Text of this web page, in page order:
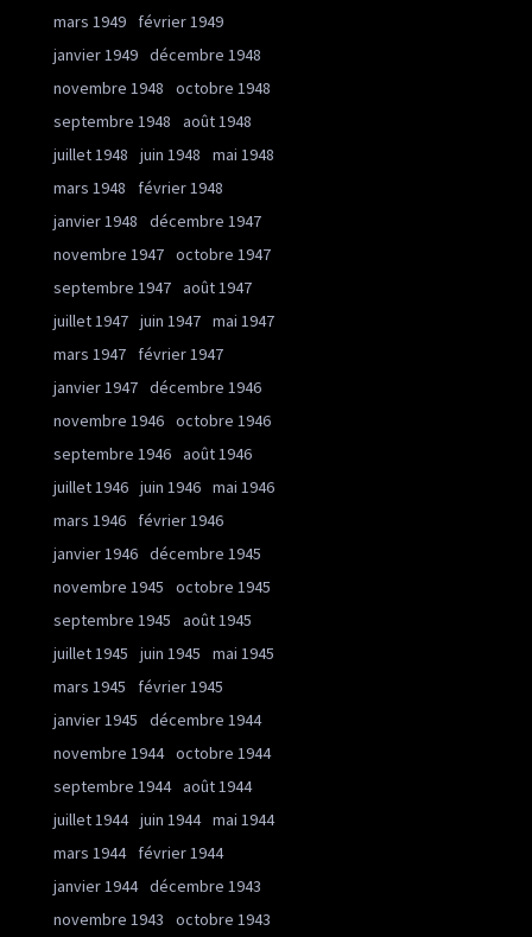
mars 1949
février 1949
janvier 1949 décembre 1948
novembre 1948
octobre 1948
septembre 1948
août 1948
juillet 1948
juin 1948
mai 1948
mars 1948
février 1948
janvier 1948
décembre 1947
novembre 1947 octobre 1947
septembre 1947 août 1947
juillet 1947 juin 1947 mai 1947
mars 1947
février 1947
janvier 1947 décembre 1946
novembre 1946 octobre 1946
septembre 1946 août 1946
juillet 1946 juin 1946 mai 1946
mars 1946
février 1946
janvier 1946 décembre 1945
novembre 1945
octobre 1945
septembre 1945
août 1945
juillet 1945
juin 1945
mai 1945
mars 1945
février 1945
janvier 1945
décembre 1944
novembre 1944 octobre 1944
septembre 1944 août 1944
juillet 1944 juin 1944 mai 1944
mars 1944
février 1944
janvier 1944 décembre 1943
novembre 1943
octobre 1943